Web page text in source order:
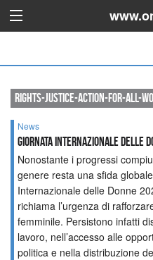
rights-justice-action-for-all-
News
Giornata Internazionale delle
Nonostante i progressi
genere resta una sfida
Internazionale delle Donne
richiama l’urgenza di
femminile. Persistono infatti
lavoro, nell’accesso alle
politica e nella distribuzione